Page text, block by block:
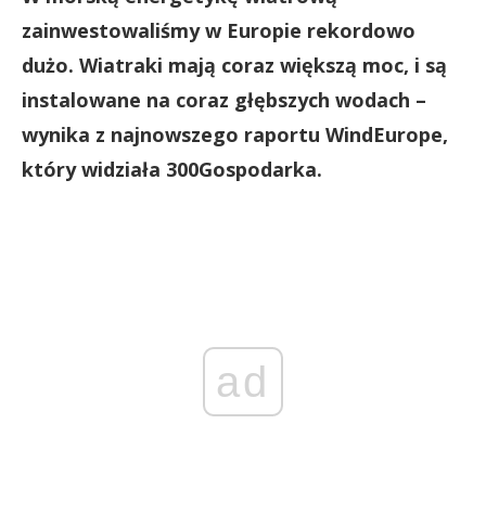
zainwestowaliśmy w Europie rekordowo
dużo. Wiatraki mają coraz większą moc, i są
instalowane na coraz głębszych wodach –
wynika z najnowszego raportu WindEurope,
który widziała 300Gospodarka.
ad